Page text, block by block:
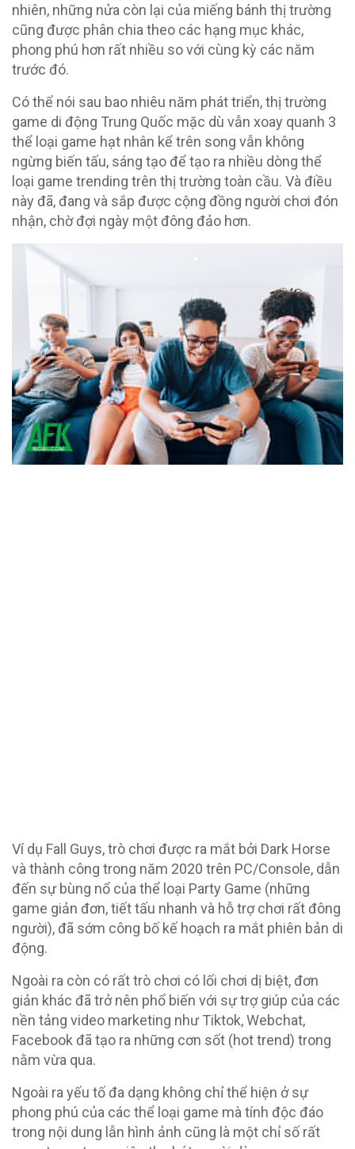
nhiên, những nửa còn lại của miếng bánh thị trường
cũng được phân chia theo các hạng mục khác,
phong phú hơn rất nhiều so với cùng kỳ các năm
trước đó.
Có thể nói sau bao nhiêu năm phát triển, thị trường
game di động Trung Quốc mặc dù vẫn xoay quanh 3
thể loại game hạt nhân kể trên song vẫn không
ngừng biến tấu, sáng tạo để tạo ra nhiều dòng thể
loại game trending trên thị trường toàn cầu. Và điều
này đã, đang và sắp được cộng đồng người chơi đón
nhận, chờ đợi ngày một đông đảo hơn.
Ví dụ Fall Guys, trò chơi được ra mắt bởi Dark Horse
và thành công trong năm 2020 trên PC/Console, dẫn
đến sự bùng nổ của thể loại Party Game (những
game giản đơn, tiết tấu nhanh và hỗ trợ chơi rất đông
người), đã sớm công bố kế hoạch ra mắt phiên bản di
động.
Ngoài ra còn có rất trò chơi có lối chơi dị biệt, đơn
giản khác đã trở nên phổ biến với sự trợ giúp của các
nền tảng video marketing như Tiktok, Webchat,
Facebook đã tạo ra những cơn sốt (hot trend) trong
nằm vừa qua.
Ngoài ra yếu tố đa dạng không chỉ thể hiện ở sự
phong phú của các thể loại game mà tính độc đáo
trong nội dung lẫn hình ảnh cũng là một chỉ số rất